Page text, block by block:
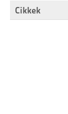
Cikkek